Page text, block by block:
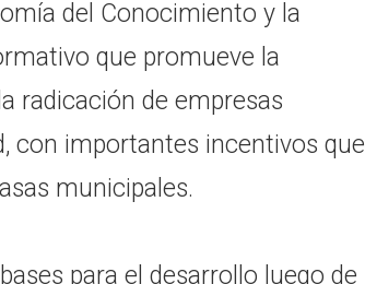
del Conocimiento y la
que promueve la
radicación de empresas
con importantes incentivos que
municipales.
para el desarrollo luego de